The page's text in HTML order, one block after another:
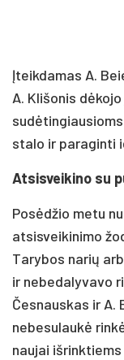
Įteikdamas A.
A. Klišonis
stalo ir paraginti
Atsisveikino su
Posėdžio metu
atsisveikinimo
Tarybos narių
ir nebedalyvavo
Česnauskas ir A.
nebesulaukė
naujai